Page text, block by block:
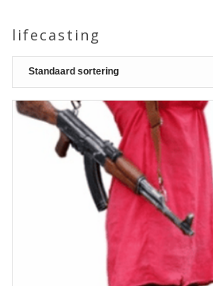
lifecasting